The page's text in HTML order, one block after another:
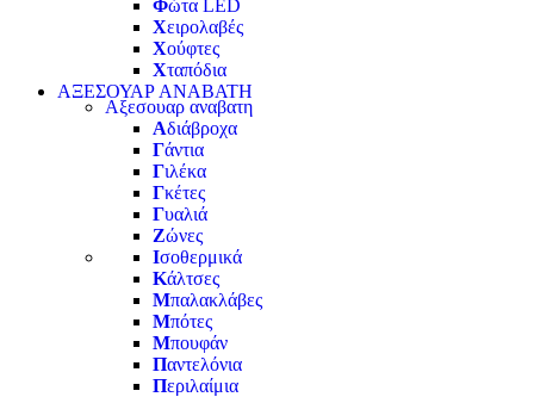
Φώτα LED
Χειρολαβές
Χούφτες
Χταπόδια
ΑΞΕΣΟΥΑΡ ΑΝΑΒΑΤΗ
Αξεσουαρ αναβατη
Αδιάβροχα
Γάντια
Γιλέκα
Γκέτες
Γυαλιά
Ζώνες
Ισοθερμικά
Κάλτσες
Μπαλακλάβες
Μπότες
Μπουφάν
Παντελόνια
Περιλαίμια